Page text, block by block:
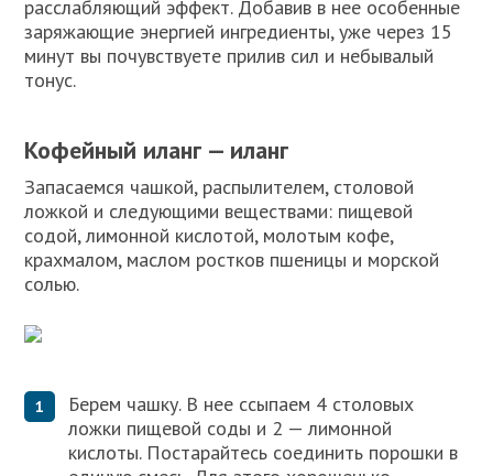
расслабляющий эффект. Добавив в нее особенные
заряжающие энергией ингредиенты, уже через 15
минут вы почувствуете прилив сил и небывалый
тонус.
Кофейный иланг — иланг
Запасаемся чашкой, распылителем, столовой
ложкой и следующими веществами: пищевой
содой, лимонной кислотой, молотым кофе,
крахмалом, маслом ростков пшеницы и морской
солью.
Берем чашку. В нее ссыпаем 4 столовых
ложки пищевой соды и 2 — лимонной
кислоты. Постарайтесь соединить порошки в